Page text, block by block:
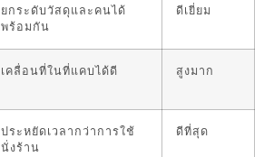
ยกระดับวัสดุและคนได้
พร้อมกัน
ดีเยี่ยม
เคลื่อนที่ในที่แคบได้ดี สูงมาก
ประหยัดเวลากว่าการใช้
นั่งร้าน
ดีที่สุด